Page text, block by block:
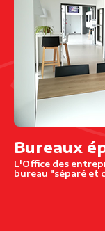
Bureaux
L'Office des
bureau "séparé et